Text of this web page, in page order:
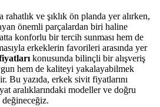
ve şıklık ön planda yer alırken,
önemli parçalardan biri haline
konforlu bir tercih sunması hem de
erkeklerin favorileri arasında yer
konusunda bilinçli bir alışveriş
hem de kaliteyi yakalayabilmek
Bu yazıda, erkek sivit fiyatlarını
aralıklarındaki modeller ve doğru
değineceğiz.